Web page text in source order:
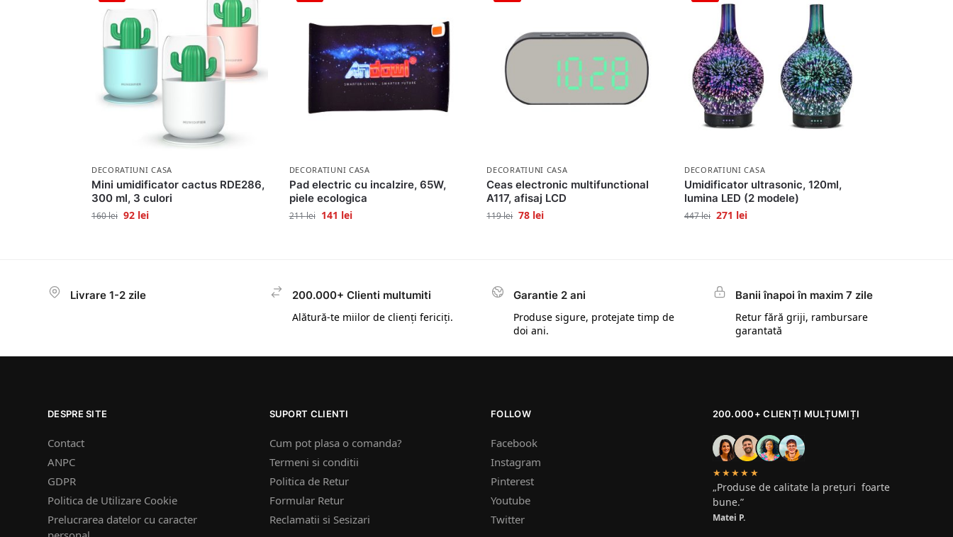
DECORATIUNI CASA
Mini umidificator cactus RDE286,
300 ml, 3 culori
160lei 92 lei
DECORATIUNI CASA
Pad electric cu incalzire, 65W,
piele ecologica
211lei 141 lei
DECORATIUNI CASA
Ceas electronic multifunctional
A117, afisaj LCD
119lei 78 lei
DECORATIUNI CASA
Umidificator ultrasonic, 120ml,
lumina LED (2 modele)
447lei 271 lei
Livrare 1-2 zile
200.000+ Clienti multumiti
Alătură-te miilor de clienți fericiți.
Garantie 2 ani
Produse sigure, protejate timp de
doi ani.
Banii înapoi în maxim 7 zile
Retur fără griji, rambursare
garantată
DESPRE SITE
Contact
ANPC
GDPR
Politica de Utilizare Cookie
Prelucrarea datelor cu caracter
SUPORT CLIENTI
Cum pot plasa o comanda?
Termeni si conditii
Politica de Retur
Formular Retur
Reclamatii si Sesizari
FOLLOW
Facebook
Instagram
Pinterest
Youtube
Twitter
200.000+ CLIENȚI MULȚUMIȚI
★★★★★
„Produse de calitate la prețuri foarte
bune.”
Matei P.